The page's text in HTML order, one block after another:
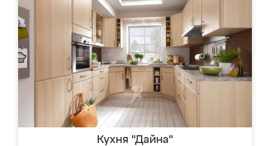
Кухня "Дайна"